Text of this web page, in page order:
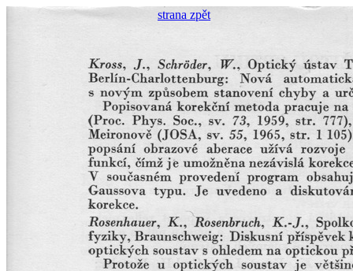
strana zpět